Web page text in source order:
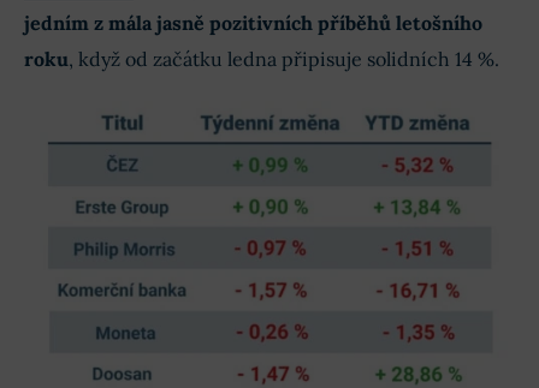
jedním z mála jasně pozitivních příběhů letošního
roku, když od začátku ledna připisuje solidních 14 %.